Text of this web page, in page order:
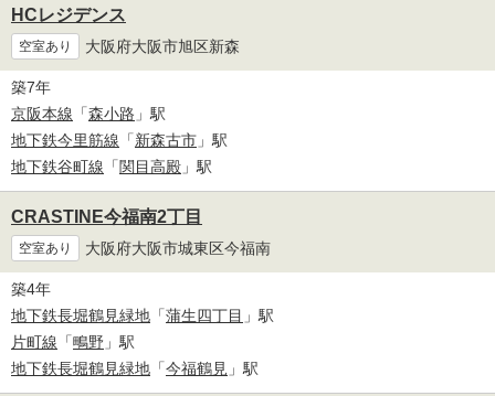
HCレジデンス
空室あり 大阪府大阪市旭区新森
築7年
京阪本線 「森小路 」駅
地下鉄今里筋線 「新森古市 」駅
地下鉄谷町線 「関目高殿 」駅
CRASTINE今福南2丁目
空室あり 大阪府大阪市城東区今福南
築4年
地下鉄長堀鶴見緑地 「蒲生四丁目 」駅
片町線 「鴫野 」駅
地下鉄長堀鶴見緑地 「今福鶴見 」駅